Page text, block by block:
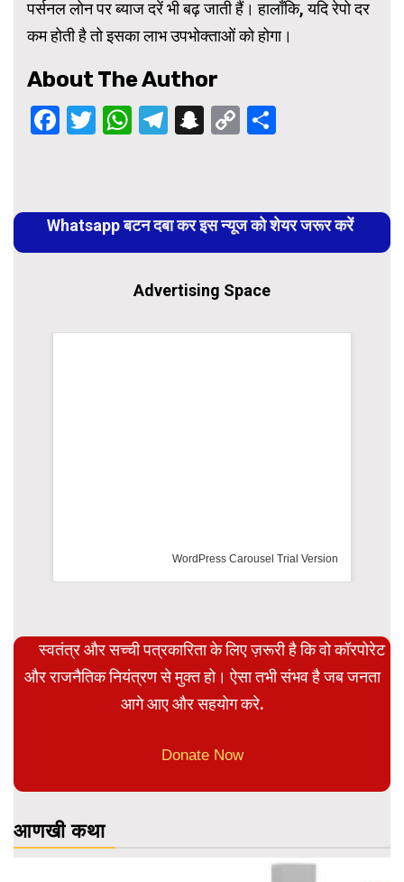
पर्सनल लोन पर ब्याज दरें भी बढ़ जाती हैं। हालाँकि, यदि रेपो दर
कम होती है तो इसका लाभ उपभोक्ताओं को होगा।
About The Author
Facebook
Twitter
WhatsApp
Telegram
Snapchat
Copy
Reading
Whatsapp बटन दबा कर इस न्यूज को शेयर जरूर करें
Advertising Space
स्वतंत्र और सच्ची पत्रकारिता के लिए ज़रूरी है कि वो कॉरपोरेट
और राजनैतिक नियंत्रण से मुक्त हो। ऐसा तभी संभव है जब जनता
आगे आए और सहयोग करे.
Donate Now
आणखी कथा